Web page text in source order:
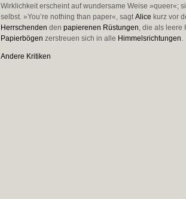
Wirklichkeit erscheint auf wundersame Weise »queer«;
selbst. »You’re nothing than paper«, sagtAlice kurz vor
Herrschenden den papierenen Rüstungen, die als leere
Papierbögen zerstreuen sich in alle Himmelsrichtungen.
Andere Kritiken